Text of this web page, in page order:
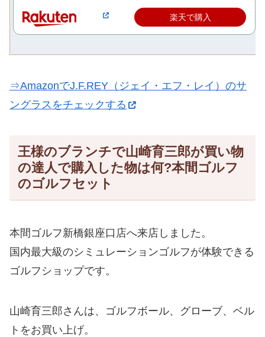
楽天で購入
⇒AmazonでJ.F.REY（ジェイ・エフ・レイ）のサ
ングラスをチェックする
王様のブランチで山崎育三郎が買い物
の達人で購入した物は何?本間ゴルフ
のゴルフセット
本間ゴルフ新橋銀座口店へ来店しました。
国内最大級のシミュレーションゴルフが体験できる
ゴルフショップです。
山崎育三郎さんは、ゴルフボール、グローブ、ベル
トをお買い上げ。